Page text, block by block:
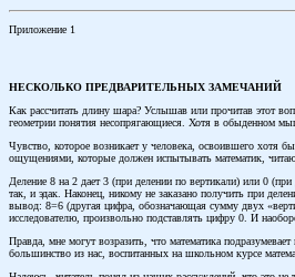
Приложение 1
НЕСКОЛЬКО ПРЕДВАРИТЕЛЬНЫХ ЗАМЕЧАНИЙ
Как рассчитать длину шара? Услышав или прочитав этот
геометрии понятия несопрягающиеся. Хотя в обыденном
Чувство, которое возникает у человека, освоившего хотя
ощущениями, которые должен испытывать математик,
Деление 8 на 2 дает 3 (при делении по вертикали) или 0
так, и эдак. Наконец, никому не заказано получить при
вывод: 8=6 (другая цифра, обозначающая сумму двух
исследователю, произвольно подставлять цифру 0. И
Правда, мне могут возразить, что математика
большинство из нас, воспитанных на школьном курсе